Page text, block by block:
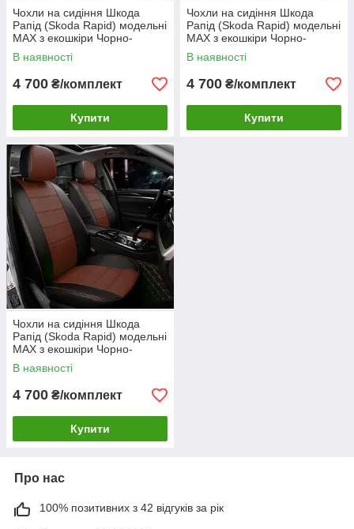
Чохли на сидіння Шкода
Рапід (Skoda Rapid) модельні
MAX з екошкіри Чорно-
жовтий
В наявності
4 700 ₴/комплект
Купити
Чохли на сидіння Шкода
Рапід (Skoda Rapid) модельні
MAX з екошкіри Чорно-
зелений
В наявності
4 700 ₴/комплект
Купити
Чохли на сидіння Шкода
Рапід (Skoda Rapid) модельні
MAX з екошкіри Чорно-
коричневий
В наявності
4 700 ₴/комплект
Купити
Про нас
100% позитивних з 42 відгуків за рік